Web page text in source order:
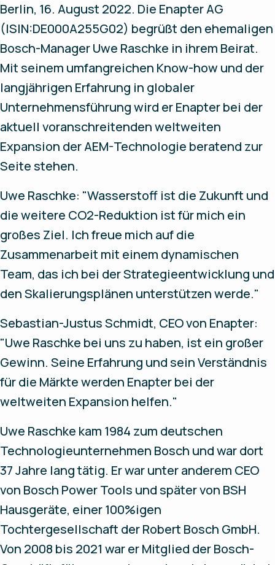
Berlin, 16. August 2022. Die Enapter AG
(ISIN:DE000A255G02) begrüßt den ehemaligen
Bosch-Manager Uwe Raschke in ihrem Beirat.
Mit seinem umfangreichen Know-how und der
langjährigen Erfahrung in globaler
Unternehmensführung wird er Enapter bei der
aktuell voranschreitenden weltweiten
Expansion der AEM-Technologie beratend zur
Seite stehen.
Uwe Raschke: "Wasserstoff ist die Zukunft und
die weitere CO2-Reduktion ist für mich ein
großes Ziel. Ich freue mich auf die
Zusammenarbeit mit einem dynamischen
Team, das ich bei der Strategieentwicklung und
den Skalierungsplänen unterstützen werde."
Sebastian-Justus Schmidt, CEO von Enapter:
"Uwe Raschke bei uns zu haben, ist ein großer
Gewinn. Seine Erfahrung und sein Verständnis
für die Märkte werden Enapter bei der
weltweiten Expansion helfen."
Uwe Raschke kam 1984 zum deutschen
Technologieunternehmen Bosch und war dort
37 Jahre lang tätig. Er war unter anderem CEO
von Bosch Power Tools und später von BSH
Hausgeräte, einer 100%igen
Tochtergesellschaft der Robert Bosch GmbH.
Von 2008 bis 2021 war er Mitglied der Bosch-